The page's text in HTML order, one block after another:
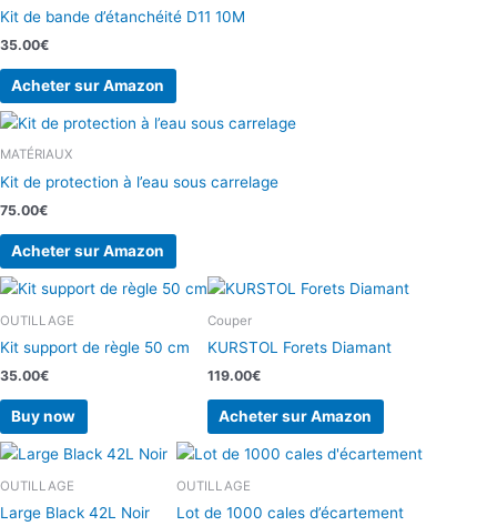
Kit de bande d’étanchéité D11 10M
35.00€
Acheter sur Amazon
MATÉRIAUX
Kit de protection à l’eau sous carrelage
75.00€
Acheter sur Amazon
OUTILLAGE
Kit support de règle 50 cm
35.00€
Buy now
Couper
KURSTOL Forets Diamant
119.00€
Acheter sur Amazon
OUTILLAGE
Large Black 42L Noir
OUTILLAGE
Lot de 1000 cales d’écartement